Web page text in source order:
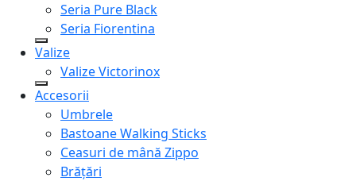
Seria Pure Black
Seria Fiorentina
Valize
Valize Victorinox
Accesorii
Umbrele
Bastoane Walking Sticks
Ceasuri de mână Zippo
Brățări